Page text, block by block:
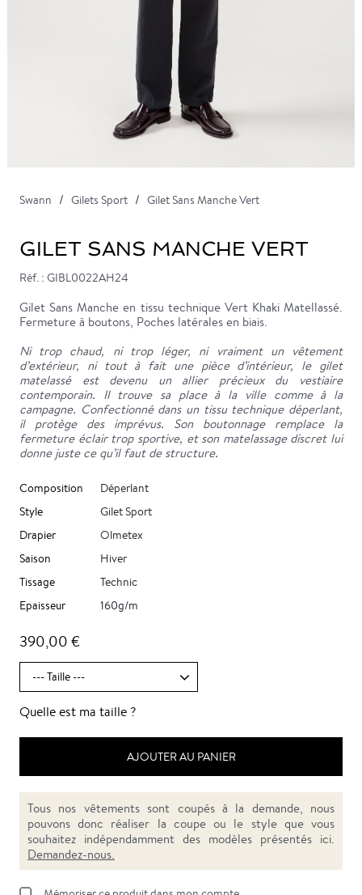
Swann Gilets Sport Gilet Sans Manche Vert
GILET SANS MANCHE VERT
Réf. : GIBL0022AH24
Gilet Sans Manche en tissu technique Vert Khaki Matellassé.
Fermeture à boutons, Poches latérales en biais.
Ni trop chaud, ni trop léger, ni vraiment un vêtement
d’extérieur, ni tout à fait une pièce d’intérieur, le gilet
matelassé est devenu un allier précieux du vestiaire
contemporain. Il trouve sa place à la ville comme à la
campagne. Confectionné dans un tissu technique déperlant,
il protège des imprévus. Son boutonnage remplace la
fermeture éclair trop sportive, et son matelassage discret lui
donne juste ce qu’il faut de structure.
Composition
Déperlant
Style
Gilet Sport
Drapier
Olmetex
Saison
Hiver
Tissage
Technic
Epaisseur
160g/m
390,00 €
Quelle est ma taille ?
AJOUTER AU PANIER
Tous nos vêtements sont coupés à la demande, nous
pouvons donc réaliser la coupe ou le style que vous
souhaitez indépendamment des modèles présentés ici.
Demandez-nous.